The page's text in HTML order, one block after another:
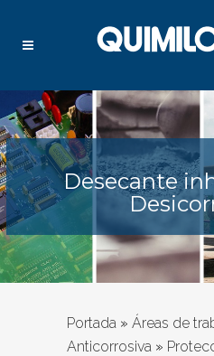
Desecante
Portada » Áreas de
Anticorrosiva »